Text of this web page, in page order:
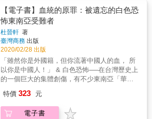
無法不帶著浪漫去為反抗者的血液與靈魂感
動。」──張宇韶（節目主持人／政治評論
員。）
也受到牽連。就此，三人走上不同命運的道路
&hellip;&hellip;。 本書特色 ☆台灣老中青三代
皆需面對的歷史事件 「四六事件」常年封存於
老一輩不敢談、中生代不想管、新生代不知情
的悲慘命運，而《46：1949白色恐怖的濫觴》
這本漫畫，就背負起揭開「四六事件」神秘面
紗的重大使命。漫畫故事訴說在二二八事件
後，台灣有一群學生勇敢抗暴的事蹟，但也於
此次事件後，開啟台灣白色恐怖慘痛的無間地
但不失去史實考證的台灣歷史漫畫，藉由
《46：1949白色恐怖的濫觴》，讓親子間促膝
交談、師生間傳承教育、社會間展開對話，台
多學長姐與志同道合的朋友並參與社團，而柯
景耀也與同鄉玩伴陳碧瑛墜入愛河。 3月20
日，柯景耀與黎元君共騎一台單車，被警察攔
下後帶回警局遭到毒打。消息一出後，數百名
學生包圍警局，提出釋放兩人以及五大訴求，
最終警方只釋放了兩人。隔日，一千多名學生
再次走上街頭包圍警局請願，最後警方因人數
壓力向學生道歉，但此次包圍行動已驚動中華
民國政府當局。 4月6號，陳誠命令彭孟緝立即
逮捕學生，並要求被神格化的傅斯年校長與通
兩人皆間接成為大逮捕行動的幫兇。 日後，柯
【電子書】血統的原罪：被遺忘的白色恐
怖東南亞受難者
杜晉軒 著
臺灣商務 出版
2020/02/28 出版
「雖然你是外國籍，但你流著中國人的血， 所
以你是中國人！」 & 白色恐怖──在台灣歷史上
的一個巨大的集體創傷，有不少東南亞「華
華民國國籍」，卻只因著「大中華民族主義」
以及「血統主義」的論述，枉受好幾十年的酷
刑以及牢獄之災，造就了這些東南亞受難者一
特價 323 元
電子書